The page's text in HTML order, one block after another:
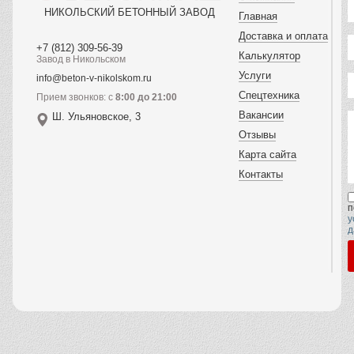
НИКОЛЬСКИЙ БЕТОННЫЙ ЗАВОД
+7 (812) 309-56-39
Завод в Никольском
info@beton-v-nikolskom.ru
Прием звонков: с 8:00 до 21:00
Ш. Ульяновское, 3
Главная
Доставка и оплата
Калькулятор
Услуги
Спецтехника
Вакансии
Отзывы
Карта сайта
Контакты